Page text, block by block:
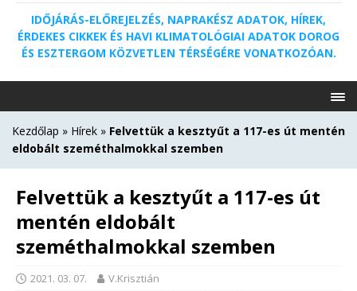
IDŐJÁRÁS-ELŐREJELZÉS, NAPRAKÉSZ ADATOK, HÍREK,
ÉRDEKES CIKKEK ÉS HAVI KLIMATOLÓGIAI ADATOK DOROG
ÉS ESZTERGOM KÖZVETLEN TÉRSÉGÉRE VONATKOZÓAN.
Kezdőlap » Hírek » Felvettük a kesztyűt a 117-es út mentén
eldobált szeméthalmokkal szemben
Felvettük a kesztyűt a 117-es út
mentén eldobált
szeméthalmokkal szemben
2021. 03. 07. V.Krisztián